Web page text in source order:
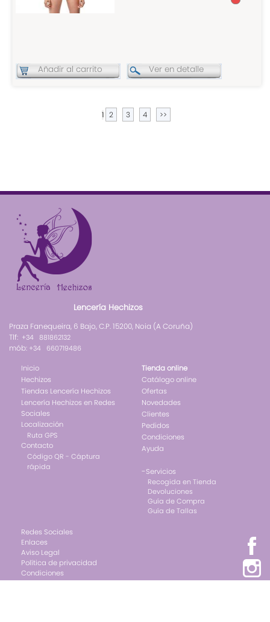
Añadir al carrito Ver en detalle
1 2 3 4 >>
Lencería Hechizos
Praza Fanequeira, 6 Bajo, C.P. 15200, Noia (A Coruña)
Tlf: +34 881862132
mób: +34 660719486
Inicio
Hechizos
Tiendas Lencería Hechizos
Lencería Hechizos en Redes
Sociales
Localización
Ruta GPS
Contacto
Código QR - Cáptura
rápida
Tienda online
Catálogo online
Ofertas
Novedades
Clientes
Pedidos
Condiciones
Ayuda
-Servicios
Recogida en Tienda
Devoluciones
Guía de Compra
Guía de Tallas
Redes Sociales
Enlaces
Aviso Legal
Política de privacidad
Condiciones
Cookies